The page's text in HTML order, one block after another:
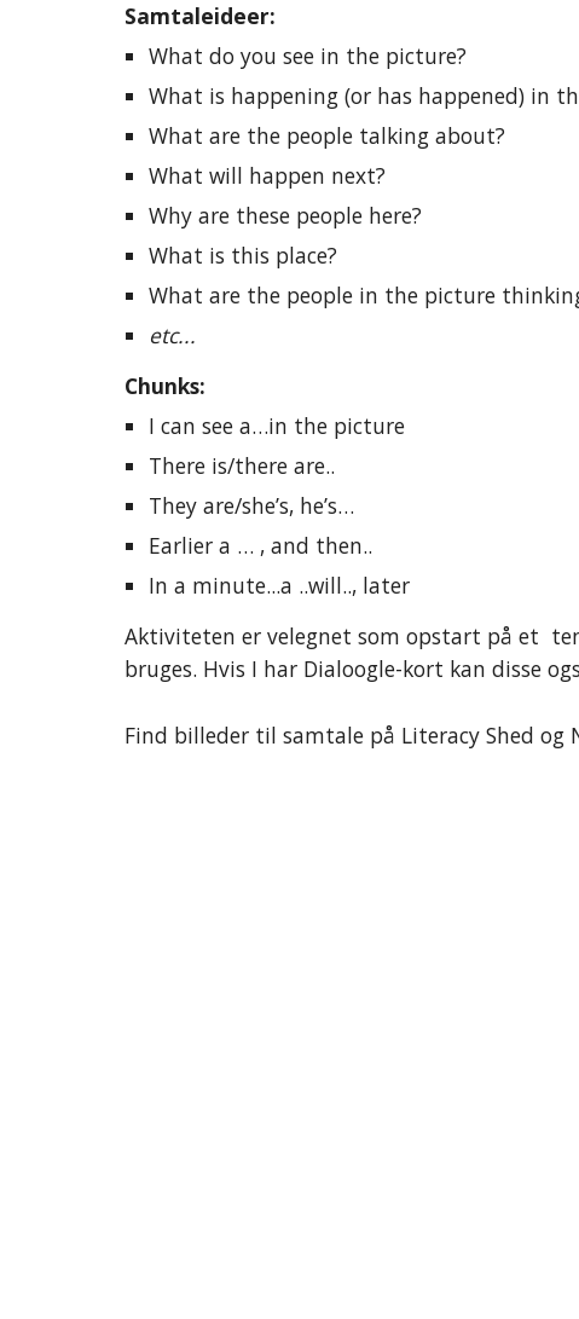
Samtaleideer:
What do you see in the picture?
What is happening (or has happened) in
What are the people talking about?
What will happen next?
Why are these people here?
What is this place?
What are the people in the picture
etc...
Chunks:
I can see a…in the picture
There is/there are..
They are/she’s, he’s…
Earlier a … , and then..
In a minute...a ..will.., later
Aktiviteten er velegnet som opstart på et
bruges. Hvis I har Dialoogle-kort kan disse
Find billeder til samtale på Literacy Shed og